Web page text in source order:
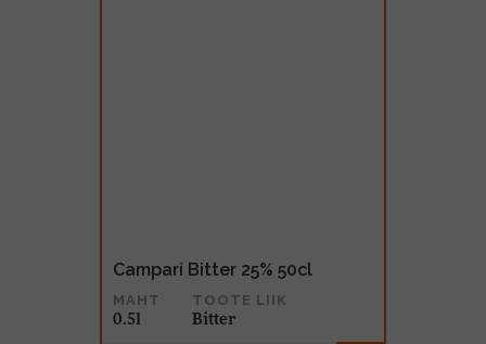
Campari Bitter 25% 50cl
MAHT
0.5l
TOOTE LIIK
Bitter